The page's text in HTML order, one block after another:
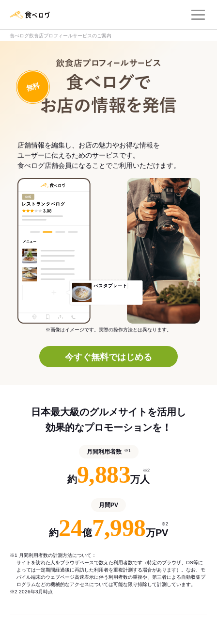
食べログ飲食店プロフィールサービスのご案内
無料
店舗情報を編集し、お店の魅力やお得な情報を
ユーザーに伝えるためのサービスです。
食べログ店舗会員になることでご利用いただけます。
※画像はイメージです。実際の操作方法とは異なります。
今すぐ無料ではじめる
日本最大級のグルメサイトを活用し
効果的なプロモーションを！
月間利用者数 ※1
約9,883万人
※2
月間PV
約24億7,998万PV
※2
※1 月間利用者数の計測方法について：
サイトを訪れた人をブラウザベースで数えた利用者数です（特定のブラウザ、OS等に
よっては一定期間経過後に再訪した利用者を重複計測する場合があります）。なお、モ
バイル端末のウェブページ高速表示に伴う利用者数の重複や、第三者による自動収集プ
ログラムなどの機械的なアクセスについては可能な限り排除して計測しています。
※2 2026年3月時点